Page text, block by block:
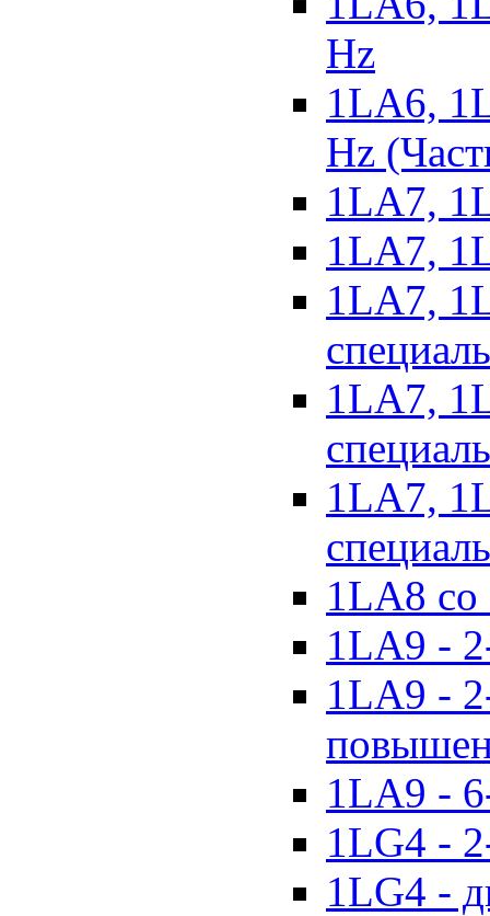
Hz
1LA6,
Hz
1LA7,
1LA7,
1LA7,
1LA7,
1LA7,
1LA8 со
1LA9 -
1LA9 -
1LA9 -
1LG4 -
1LG4 -